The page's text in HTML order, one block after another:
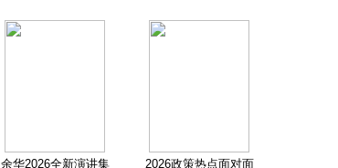
余华2026全新演讲集 2026政策热点面对面